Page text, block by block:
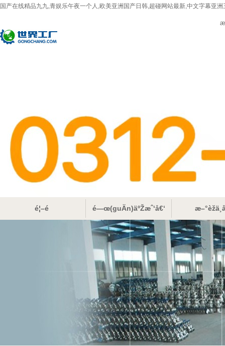
国产在线精品九九,青娱乐午夜一个人,欧美亚洲国产日韩,超碰网站最新,中文字幕亚
é¦–é  é—œ(guÄn)äºŽæˆ‘å€‘